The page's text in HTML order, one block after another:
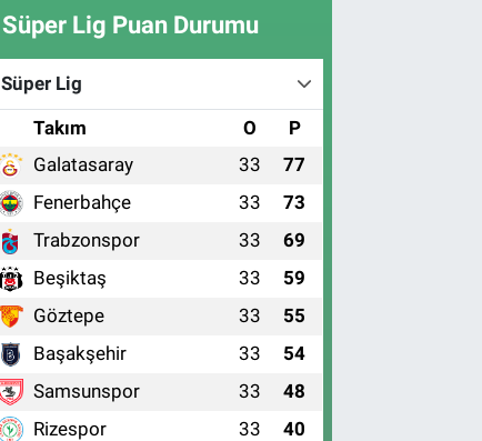
Süper Lig Puan Durumu
Süper Lig
Takım O P
Galatasaray 33 77
Fenerbahçe 33 73
Trabzonspor 33 69
Beşiktaş 33 59
Göztepe 33 55
Başakşehir 33 54
Samsunspor 33 48
Rizespor 33 40